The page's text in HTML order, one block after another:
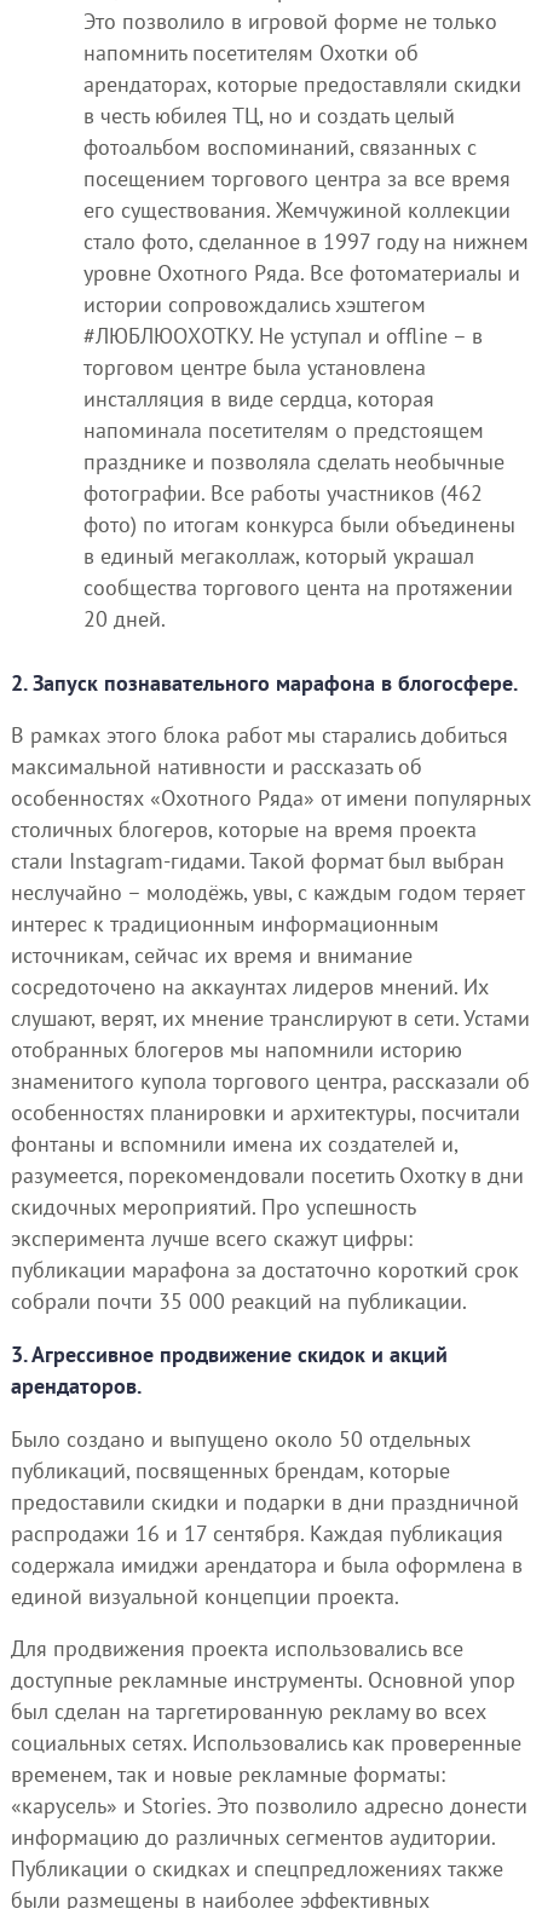
Это позволило в игровой форме не только
напомнить посетителям Охотки об
арендаторах, которые предоставляли скидки
в честь юбилея ТЦ, но и создать целый
фотоальбом воспоминаний, связанных с
посещением торгового центра за все время
его существования. Жемчужиной коллекции
стало фото, сделанное в 1997 году на нижнем
уровне Охотного Ряда. Все фотоматериалы и
истории сопровождались хэштегом
#ЛЮБЛЮОХОТКУ. Не уступал и offline – в
торговом центре была установлена
инсталляция в виде сердца, которая
напоминала посетителям о предстоящем
празднике и позволяла сделать необычные
фотографии. Все работы участников (462
фото) по итогам конкурса были объединены
в единый мегаколлаж, который украшал
сообщества торгового цента на протяжении
20 дней.
2. Запуск познавательного марафона в блогосфере.
В рамках этого блока работ мы старались добиться
максимальной нативности и рассказать об
особенностях «Охотного Ряда» от имени популярных
столичных блогеров, которые на время проекта
стали Instagram-гидами. Такой формат был выбран
неслучайно – молодёжь, увы, с каждым годом теряет
интерес к традиционным информационным
источникам, сейчас их время и внимание
сосредоточено на аккаунтах лидеров мнений. Их
слушают, верят, их мнение транслируют в сети. Устами
отобранных блогеров мы напомнили историю
знаменитого купола торгового центра, рассказали об
особенностях планировки и архитектуры, посчитали
фонтаны и вспомнили имена их создателей и,
разумеется, порекомендовали посетить Охотку в дни
скидочных мероприятий. Про успешность
эксперимента лучше всего скажут цифры:
публикации марафона за достаточно короткий срок
собрали почти 35 000 реакций на публикации.
3. Агрессивное продвижение скидок и акций
арендаторов.
Было создано и выпущено около 50 отдельных
публикаций, посвященных брендам, которые
предоставили скидки и подарки в дни праздничной
распродажи 16 и 17 сентября. Каждая публикация
содержала имиджи арендатора и была оформлена в
единой визуальной концепции проекта.
Для продвижения проекта использовались все
доступные рекламные инструменты. Основной упор
был сделан на таргетированную рекламу во всех
социальных сетях. Использовались как проверенные
временем, так и новые рекламные форматы:
«карусель» и Stories. Это позволило адресно донести
информацию до различных сегментов аудитории.
Публикации о скидках и спецпредложениях также
были размещены в наиболее эффективных